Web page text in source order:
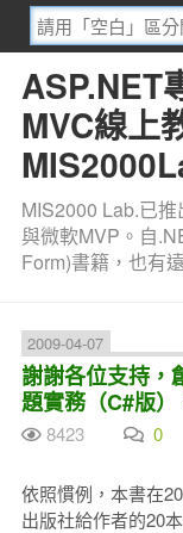
ASP.NET
MVC線上
MIS2000 Lab.已
與微軟MVP。自
Form)書籍，也有
2009-04-07
謝謝各位支持，
題實務（C#版
8423 0
依照慣例，本書在
出版社給作者的20